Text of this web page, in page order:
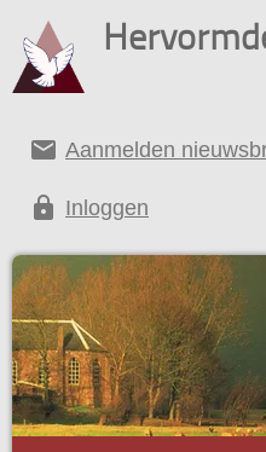
email Aanmelden
lock Inloggen